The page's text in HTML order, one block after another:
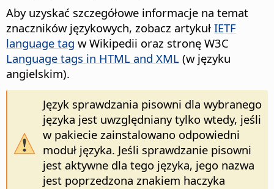
Aby uzyskać szczegółowe informacje na temat
znaczników językowych, zobacz artykuł IETF
language tag w Wikipedii oraz stronę W3C
Language tags in HTML and XML (w języku
angielskim).
Język sprawdzania pisowni dla wybranego
języka jest uwzględniany tylko wtedy, jeśli
w pakiecie zainstalowano odpowiedni
moduł języka. Jeśli sprawdzanie pisowni
jest aktywne dla tego języka, jego nazwa
jest poprzedzona znakiem haczyka